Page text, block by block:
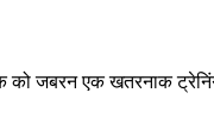
जबरन एक खतरनाक